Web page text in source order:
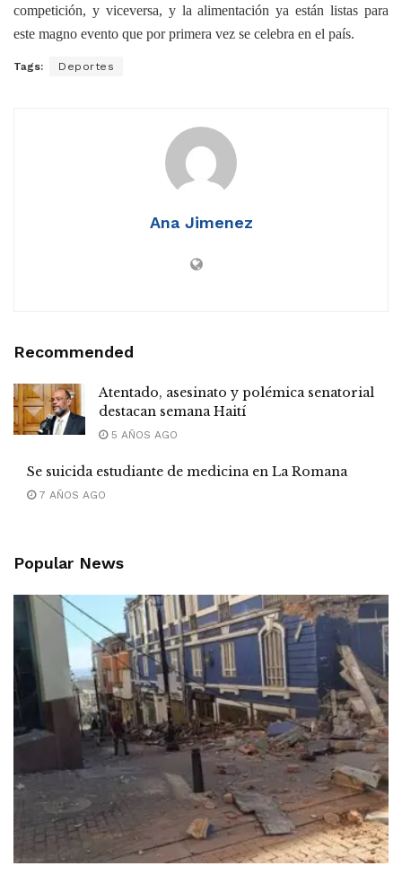
competición, y viceversa, y la alimentación ya están listas para
este magno evento que por primera vez se celebra en el país.
Tags: Deportes
Ana Jimenez
Recommended
Atentado, asesinato y polémica senatorial
destacan semana Haití
5 AÑOS AGO
Se suicida estudiante de medicina en La Romana
7 AÑOS AGO
Popular News